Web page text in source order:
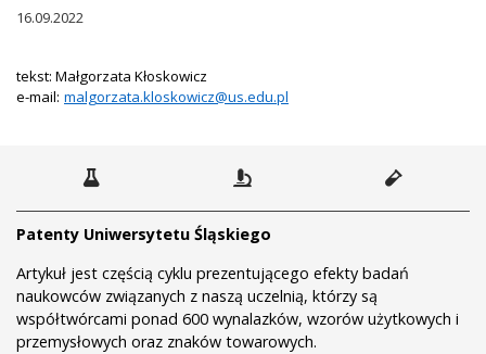
16.09.2022
tekst: Małgorzata Kłoskowicz
e-mail: malgorzata.kloskowicz@us.edu.pl
Patenty Uniwersytetu Śląskiego
Artykuł jest częścią cyklu prezentującego efekty badań
naukowców związanych z naszą uczelnią, którzy są
współtwórcami ponad 600 wynalazków, wzorów użytkowych i
przemysłowych oraz znaków towarowych.